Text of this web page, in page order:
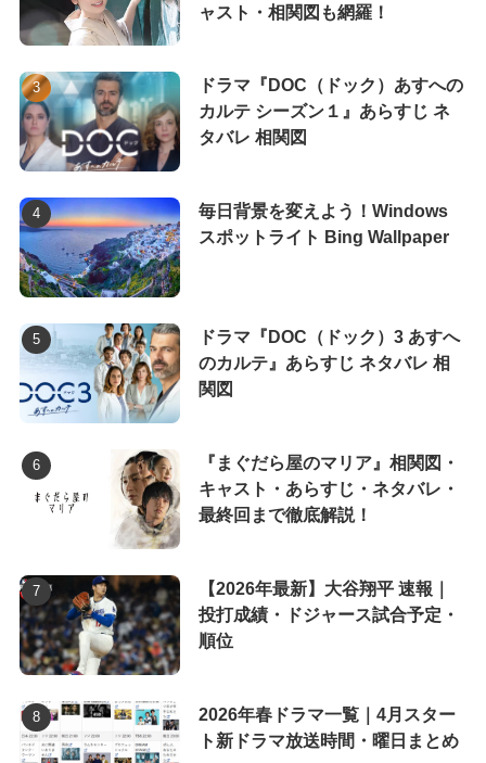
ャスト・相関図も網羅！
ドラマ『DOC（ドック）あすへの
カルテ シーズン１』あらすじ ネ
タバレ 相関図
毎日背景を変えよう！Windows
スポットライト Bing Wallpaper
ドラマ『DOC（ドック）3 あすへ
のカルテ』あらすじ ネタバレ 相
関図
『まぐだら屋のマリア』相関図・
キャスト・あらすじ・ネタバレ・
最終回まで徹底解説！
【2026年最新】大谷翔平 速報｜
投打成績・ドジャース試合予定・
順位
2026年春ドラマ一覧｜4月スター
ト新ドラマ放送時間・曜日まとめ